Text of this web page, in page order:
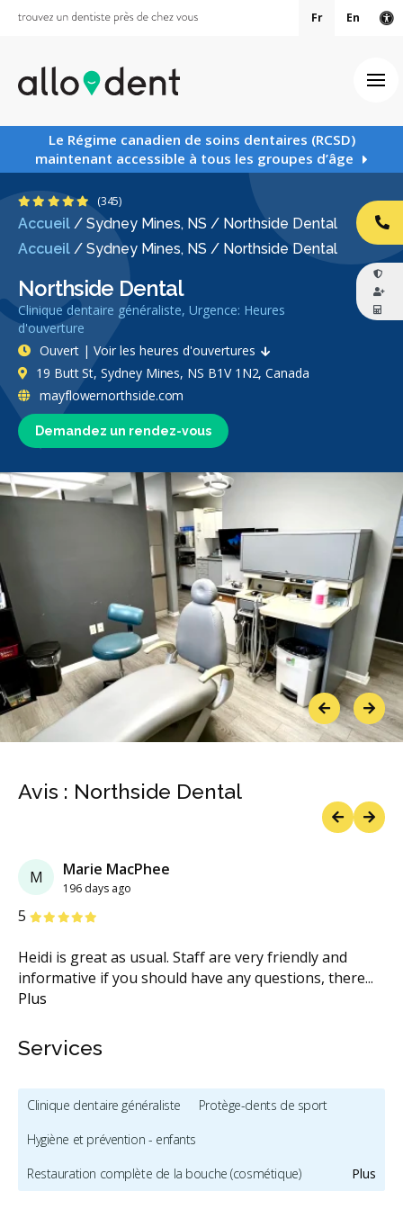
Fr En
Le Régime canadien de soins dentaires (RCSD)
maintenant accessible à tous les groupes d’âge
Accueil / Sydney Mines, NS / Northside Dental
Accueil / Sydney Mines, NS / Northside Dental
Northside Dental
Clinique dentaire généraliste, Urgence: Heures
d'ouverture
5 étoiles
(345)
Demandez un rendez-vous
Ouvert | Voir les heures d'ouvertures
19 Butt St, Sydney Mines, NS B1V 1N2, Canada
mayflowernorthside.com
PreviousNext
Avis : Northside Dental
M Marie MacPhee
196 days ago
5 étoiles
Heidi is great as usual. Staff are very friendly and
informative if you should have any questions, there...
Plus
étoiles
étoiles
étoiles
étoiles
Services
Plus
Clinique dentaire généraliste
Protège-dents de sport
Hygiène et prévention - enfants
Restauration complète de la bouche (cosmétique)